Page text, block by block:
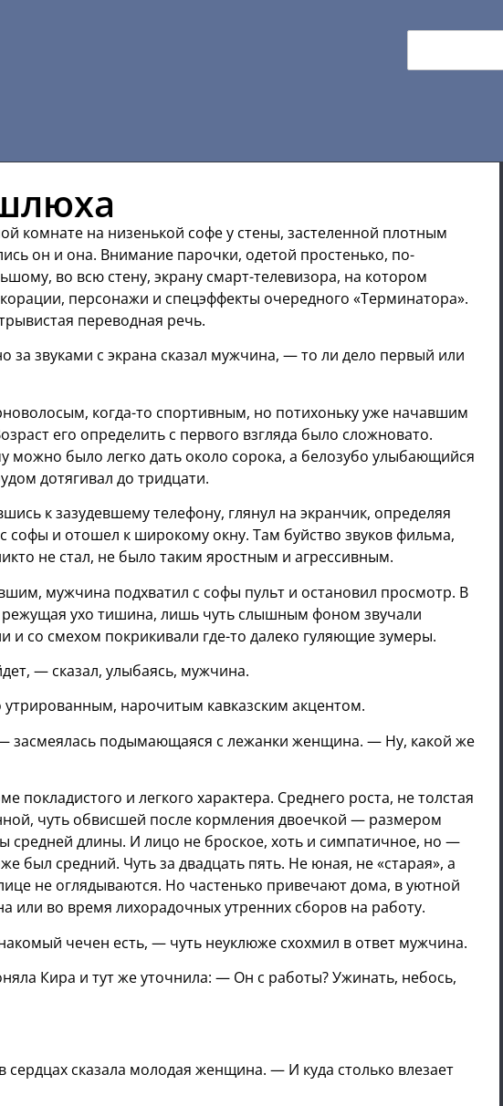
комнате на низенькой софе у стены, застеленной плотным
он и она. Внимание парочки, одетой простенько, по-
во всю стену, экрану смарт-телевизора, на котором
персонажи и спецэффекты очередного «Терминатора».
переводная речь.
звуками с экрана сказал мужчина, — то ли дело первый или
когда-то спортивным, но потихоньку уже начавшим
его определить с первого взгляда было сложновато.
можно было легко дать около сорока, а белозубо улыбающийся
дотягивал до тридцати.
к зазудевшему телефону, глянул на экранчик, определяя
софы и отошел к широкому окну. Там буйство звуков фильма,
не стал, не было таким яростным и агрессивным.
мужчина подхватил с софы пульт и остановил просмотр. В
ухо тишина, лишь чуть слышным фоном звучали
со смехом покрикивали где-то далеко гуляющие зумеры.
— сказал, улыбаясь, мужчина.
нарочитым кавказским акцентом.
засмеялась подымающаяся с лежанки женщина. — Ну, какой же
покладистого и легкого характера. Среднего роста, не толстая
чуть обвисшей после кормления двоечкой — размером
средней длины. И лицо не броское, хоть и симпатичное, но —
был средний. Чуть за двадцать пять. Не юная, не «старая», а
не оглядываются. Но частенько привечают дома, в уютной
или во время лихорадочных утренних сборов на работу.
чечен есть, — чуть неуклюже схохмил в ответ мужчина.
Кира и тут же уточнила: — Он с работы? Ужинать, небось,
сказала молодая женщина. — И куда столько влезает